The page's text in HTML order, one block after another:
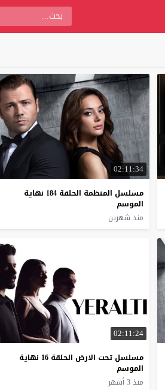
02:11:34
مسلسل المنظمة الحلقة 184 نهاية
الموسم
منذ شهرين
02:11:24
مسلسل تحت الارض الحلقة 16 نهاية
الموسم
منذ 3 أشهر